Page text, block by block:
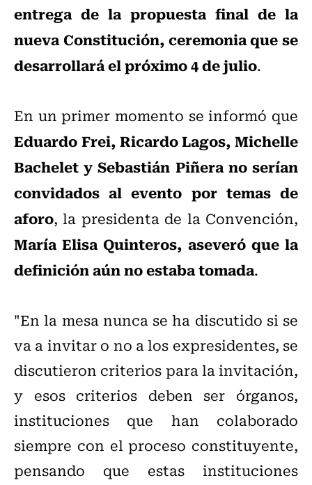
entrega de la propuesta final de la
nueva Constitución, ceremonia que se
desarrollará el próximo 4 de julio.
En un primer momento se informó que
Eduardo Frei, Ricardo Lagos, Michelle
Bachelet y Sebastián Piñera no serían
convidados al evento por temas de
aforo, la presidenta de la Convención,
María Elisa Quinteros, aseveró que la
definición aún no estaba tomada.
"En la mesa nunca se ha discutido si se
va a invitar o no a los expresidentes, se
discutieron criterios para la invitación,
y esos criterios deben ser órganos,
instituciones que han colaborado
siempre con el proceso constituyente,
pensando que estas instituciones